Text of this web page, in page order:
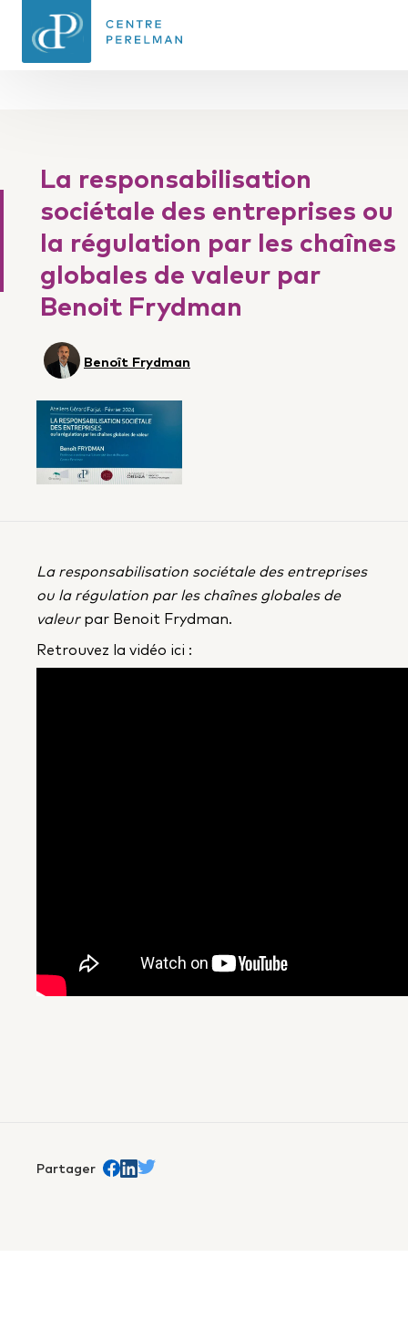
DU DROIT
La responsabilisation
sociétale des entreprises ou
la régulation par les chaînes
globales de valeur par
Benoit Frydman
Benoît Frydman
La responsabilisation sociétale des entreprises
ou la régulation par les chaînes globales de
valeurpar Benoit Frydman.
Retrouvez la vidéo ici :
Partager Partager sur Facebook
trans.Partager sur Linkedin
Partager sur Twitter